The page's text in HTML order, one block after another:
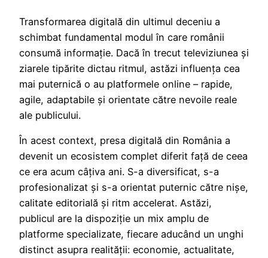
Transformarea digitală din ultimul deceniu a
schimbat fundamental modul în care românii
consumă informație. Dacă în trecut televiziunea și
ziarele tipărite dictau ritmul, astăzi influența cea
mai puternică o au platformele online – rapide,
agile, adaptabile și orientate către nevoile reale
ale publicului.
În acest context, presa digitală din România a
devenit un ecosistem complet diferit față de ceea
ce era acum câțiva ani. S-a diversificat, s-a
profesionalizat și s-a orientat puternic către nișe,
calitate editorială și ritm accelerat. Astăzi,
publicul are la dispoziție un mix amplu de
platforme specializate, fiecare aducând un unghi
distinct asupra realității: economie, actualitate,